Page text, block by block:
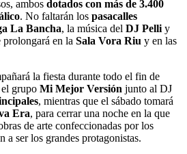
ambos dotados con más de 3.400
. No faltarán los pasacalles
La Bancha, la música del DJ Pelli y
prolongará en la Sala Vora Riu y en las
la fiesta durante todo el fin de
el grupo Mi Mejor Versión junto al DJ
, mientras que el sábado tomará
Era, para cerrar una noche en la que
de arte confeccionadas por los
ser los grandes protagonistas.